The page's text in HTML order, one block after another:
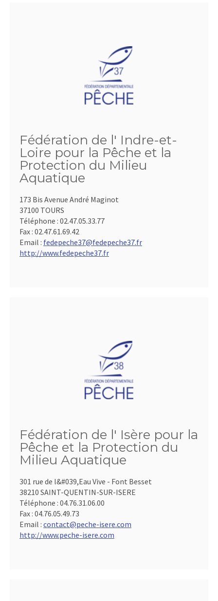
Fédération de l' Indre-et-
Loire pour la Pêche et la
Protection du Milieu
Aquatique
173 Bis Avenue André Maginot
37100 TOURS
Téléphone : 02.47.05.33.77
Fax : 02.47.61.69.42
Email : fedepeche37@fedepeche37.fr
http://www.fedepeche37.fr
Fédération de l' Isère pour la
Pêche et la Protection du
Milieu Aquatique
301 rue de l&#039,Eau Vive - Font Besset
38210 SAINT-QUENTIN-SUR-ISERE
Téléphone : 04.76.31.06.00
Fax : 04.76.05.49.73
Email : contact@peche-isere.com
http://www.peche-isere.com